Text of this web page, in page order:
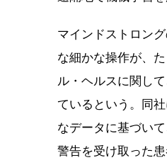
マインドストロン
な細かな操作が、
ル・ヘルスに関し
ているという。同
なデータに基づい
警告を受け取った